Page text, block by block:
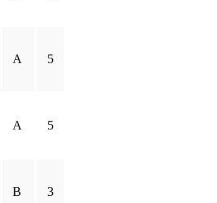
A 5
A 5
B 3